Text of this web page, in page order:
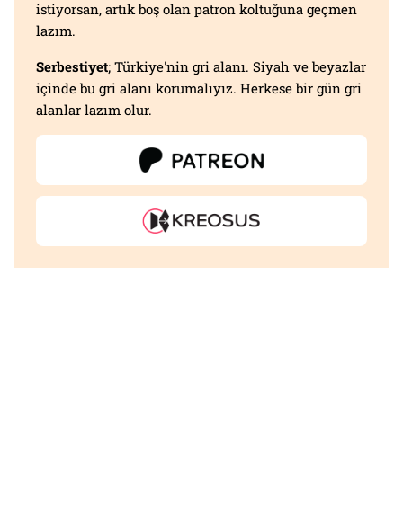
istiyorsan, artık boş olan patron koltuğuna geçmen
lazım.
Serbestiyet; Türkiye'nin gri alanı. Siyah ve beyazlar
içinde bu gri alanı korumalıyız. Herkese bir gün gri
alanlar lazım olur.